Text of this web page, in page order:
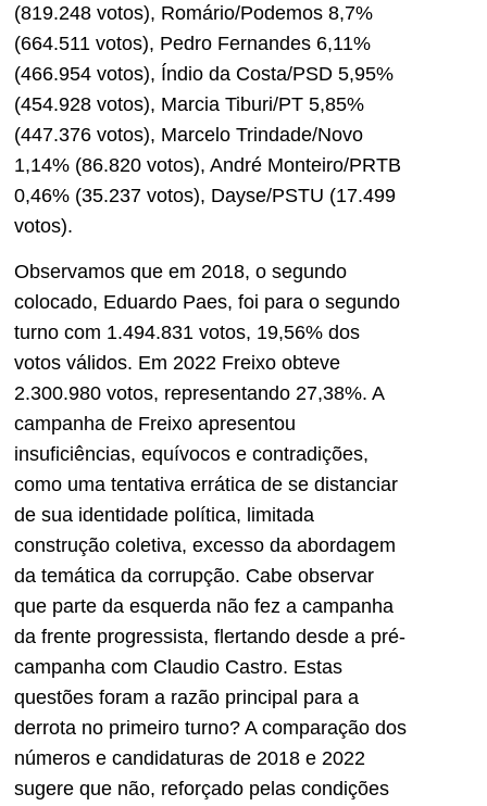
(819.248 votos), Romário/Podemos 8,7%
(664.511 votos), Pedro Fernandes 6,11%
(466.954 votos), Índio da Costa/PSD 5,95%
(454.928 votos), Marcia Tiburi/PT 5,85%
(447.376 votos), Marcelo Trindade/Novo
1,14% (86.820 votos), André Monteiro/PRTB
0,46% (35.237 votos), Dayse/PSTU (17.499
votos).
Observamos que em 2018, o segundo
colocado, Eduardo Paes, foi para o segundo
turno com 1.494.831 votos, 19,56% dos
votos válidos. Em 2022 Freixo obteve
2.300.980 votos, representando 27,38%. A
campanha de Freixo apresentou
insuficiências, equívocos e contradições,
como uma tentativa errática de se distanciar
de sua identidade política, limitada
construção coletiva, excesso da abordagem
da temática da corrupção. Cabe observar
que parte da esquerda não fez a campanha
da frente progressista, flertando desde a pré-
campanha com Claudio Castro. Estas
questões foram a razão principal para a
derrota no primeiro turno? A comparação dos
números e candidaturas de 2018 e 2022
sugere que não, reforçado pelas condições